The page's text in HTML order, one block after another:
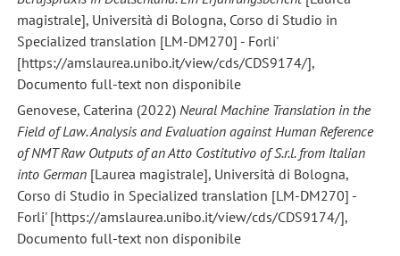
magistrale], Università di Bologna, Corso di Studio in
Specialized translation [LM-DM270] - Forli'
[https://amslaurea.unibo.it/view/cds/CDS9174/],
Documento full-text non disponibile
Genovese, Caterina (2022) Neural Machine Translation in the
Field of Law. Analysis and Evaluation against Human Reference
of NMT Raw Outputs of an Atto Costitutivo of S.r.l. from Italian
into German [Laurea magistrale], Università di Bologna,
Corso di Studio in Specialized translation [LM-DM270] -
Forli' [https://amslaurea.unibo.it/view/cds/CDS9174/],
Documento full-text non disponibile